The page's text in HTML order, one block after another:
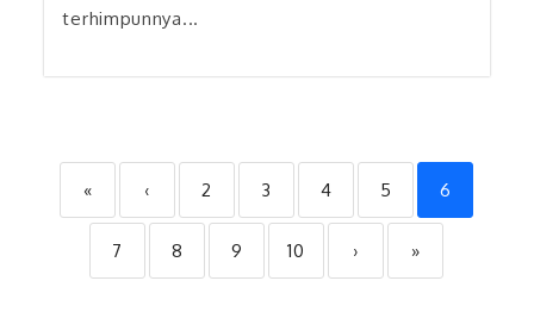
terhimpunnya...
« ‹ 2 3 4 5 6
7 8 9 10 › »